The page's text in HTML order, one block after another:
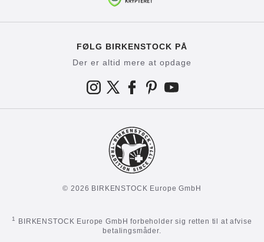
FØLG BIRKENSTOCK PÅ
Der er altid mere at opdage
© 2026 BIRKENSTOCK Europe GmbH
1
BIRKENSTOCK Europe GmbH forbeholder sig retten til at afvise
betalingsmåder.